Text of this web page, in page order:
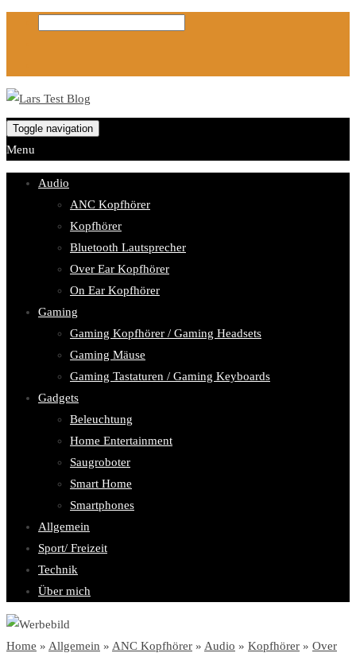
Toggle navigation
Menu
Audio
ANC Kopfhörer
Kopfhörer
Bluetooth Lautsprecher
Over Ear Kopfhörer
On Ear Kopfhörer
Gaming
Gaming Kopfhörer / Gaming Headsets
Gaming Mäuse
Gaming Tastaturen / Gaming Keyboards
Gadgets
Beleuchtung
Home Entertainment
Saugroboter
Smart Home
Smartphones
Allgemein
Sport/ Freizeit
Technik
Über mich
Home » Allgemein » ANC Kopfhörer » Audio » Kopfhörer » Over